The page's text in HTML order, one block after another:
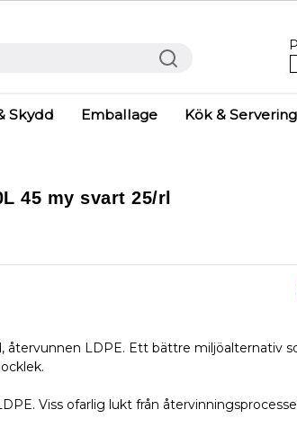
Skydd Emballage Kök & Servering
45 my svart 25/rl
återvunnen LDPE. Ett bättre miljöalternativ
Viss ofarlig lukt från